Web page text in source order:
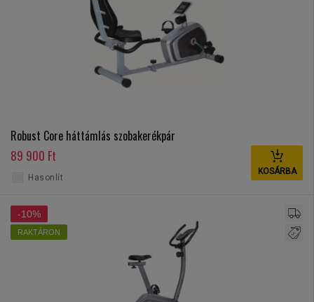
Robust Core háttámlás szobakerékpár
89 900 Ft
KOSÁRBA
Hasonlít
-10%
RAKTÁRON